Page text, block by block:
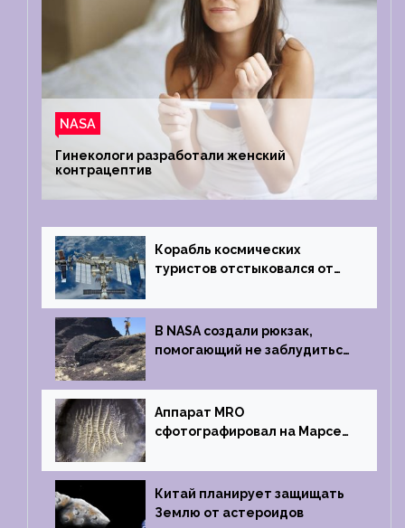
NASA
Гинекологи разработали женский
контрацептив
Корабль космических
туристов отстыковался от
на Землю
В NASA создали рюкзак,
помогающий не заблудиться
Аппарат MRO
сфотографировал на Марсе
на отпечаток пальца
Китай планирует защищать
Землю от астероидов